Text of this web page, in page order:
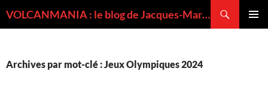
VOLCANMANIA : le blog de Jacques-Marie BARDINTZEFF, volcanologue
Archives par mot-clé : Jeux Olympiques 2024